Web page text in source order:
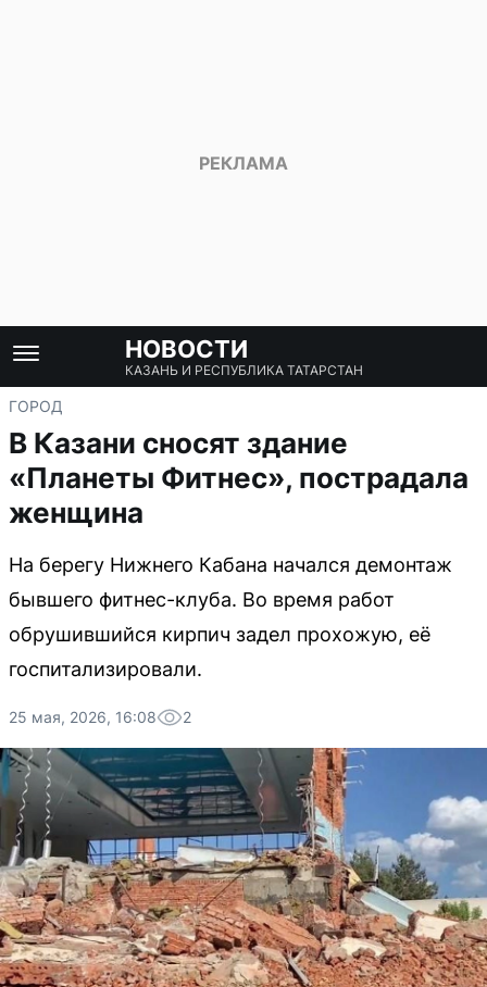
НОВОСТИ
КАЗАНЬ И РЕСПУБЛИКА ТАТАРСТАН
ГОРОД
В Казани сносят здание
«Планеты Фитнес», пострадала
женщина
На берегу Нижнего Кабана начался демонтаж
бывшего фитнес-клуба. Во время работ
обрушившийся кирпич задел прохожую, её
госпитализировали.
25 мая, 2026, 16:08 2